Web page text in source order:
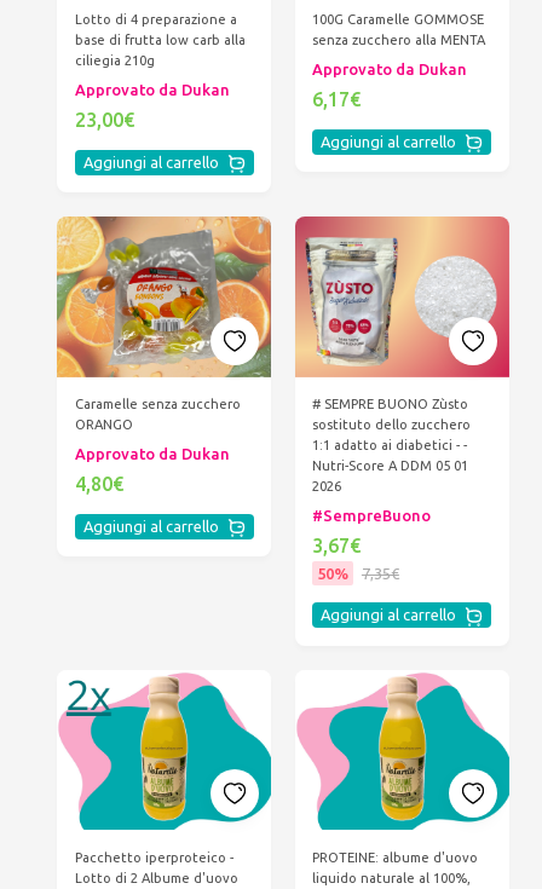
Lotto di 4 preparazione a
base di frutta low carb alla
ciliegia 210g
Approvato da Dukan
23,00€
Aggiungi al carrello
100G Caramelle GOMMOSE
senza zucchero alla MENTA
Approvato da Dukan
6,17€
Aggiungi al carrello
Caramelle senza zucchero
ORANGO
Approvato da Dukan
4,80€
Aggiungi al carrello
# SEMPRE BUONO Zùsto
sostituto dello zucchero
1:1 adatto ai diabetici - -
Nutri-Score A DDM 05 01
2026
#SempreBuono
3,67€
50% 7,35€
Aggiungi al carrello
Pacchetto iperproteico -
Lotto di 2 Albume d'uovo
PROTEINE: albume d'uovo
liquido naturale al 100%,